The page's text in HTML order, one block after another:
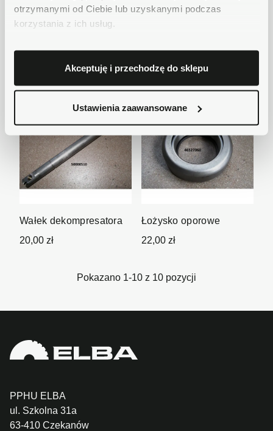
otrzymanymi od Ciebie lub uzyskanymi podczas
korzystania z ich usług.
Akceptuję i przechodzę do sklepu
Ustawienia zaawansowane
Tarcza dociskowa
Tuleja dystansowa
półosi
4,50 zł
Wałek dekompresatora
20,00 zł
Łożysko oporowe
22,00 zł
Pokazano 1-10 z 10 pozycji
PPHU ELBA
ul. Szkolna 31a
63-410 Czekanów